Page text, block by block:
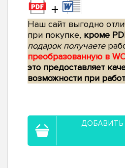
+
Наш сайт выгодно
при покупке, кроме
подарок получаете
преобразованную в
это предоставляет
возможности при
ДОБАВИТЬ